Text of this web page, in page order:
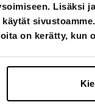
Lisäksi
on kerätty, kun